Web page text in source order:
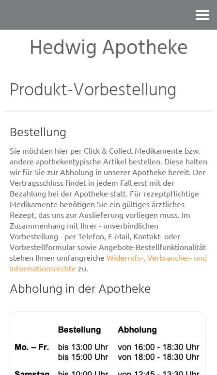
Hedwig Apotheke
Produkt-Vorbestellung
Bestellung
Sie möchten hier per Click & Collect Medikamente bzw.
andere apothekentypische Artikel bestellen. Diese halten
wir für Sie zur Abholung in unserer Apotheke bereit. Der
Vertragsschluss findet in jedem Fall erst mit der
Bezahlung bei der Apotheke statt. Für rezeptpflichtige
Medikamente benötigen Sie ein gültiges ärztliches
Rezept, das uns zur Auslieferung vorliegen muss. Im
Zusammenhang mit Ihrer - unverbindlichen
Vorbestellung - per Telefon, E-Mail, Kontakt- oder
Vorbestellformular sowie Angebote-Bestellfunktionalität
stehen Ihnen umfangreiche Widerrufs-, Verbraucher- und
Informationsrechte zu.
Abholung in der Apotheke